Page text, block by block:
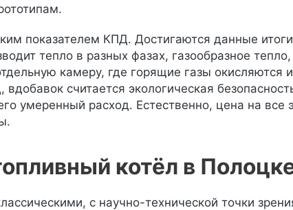
показателем КПД. Достигаются данные
тепло в разных фазах, газообразное
камеру, где горящие газы окисляются
считается экологическая
умеренный расход. Естественно, цена на все
котёл в
с научно-технической точки